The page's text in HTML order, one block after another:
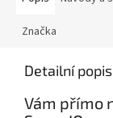
Značka
Detailní
Vám přímo